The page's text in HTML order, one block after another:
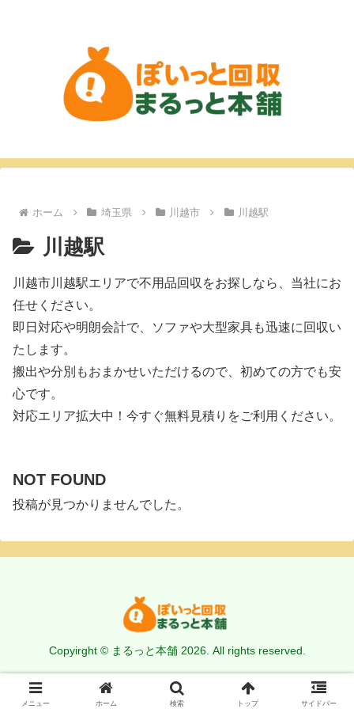
ホーム 埼玉県 川越市 川越駅
川越駅
川越市川越駅エリアで不用品回収をお探しなら、当社にお
任せください。
即日対応や明朗会計で、ソファや大型家具も迅速に回収い
たします。
搬出や分別もおまかせいただけるので、初めての方でも安
心です。
対応エリア拡大中！今すぐ無料見積りをご利用ください。
NOT FOUND
投稿が見つかりませんでした。
Copyirght © まるっと本舗 2026. All rights reserved.
サイトマップ
メニュー ホーム 検索 トップ サイドバー